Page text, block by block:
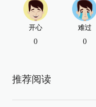
开心
0
难过
0
推荐阅读